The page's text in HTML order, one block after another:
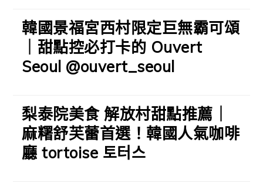
韓國景福宮西村限定巨無霸可頌
｜甜點控必打卡的 Ouvert
Seoul @ouvert_seoul
梨泰院美食 解放村甜點推薦｜
麻糬舒芙蕾首選！韓國人氣咖啡
廳 tortoise 토터스